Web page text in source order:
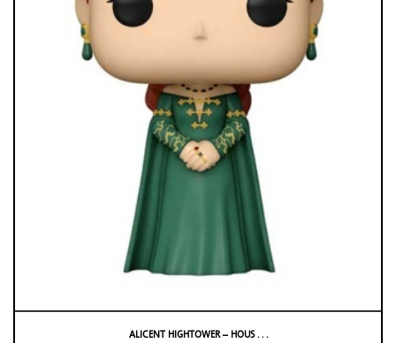
ALICENT HIGHTOWER – HOUS . . .